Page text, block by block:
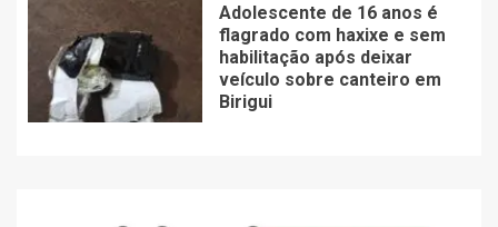
Adolescente de 16 anos é
flagrado com haxixe e sem
habilitação após deixar
veículo sobre canteiro em
Birigui